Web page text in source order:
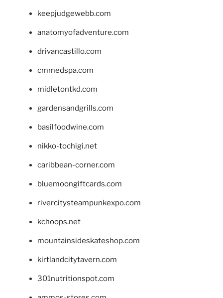
keepjudgewebb.com
anatomyofadventure.com
drivancastillo.com
cmmedspa.com
midletontkd.com
gardensandgrills.com
basilfoodwine.com
nikko-tochigi.net
caribbean-corner.com
bluemoongiftcards.com
rivercitysteampunkexpo.com
kchoops.net
mountainsideskateshop.com
kirtlandcitytavern.com
301nutritionspot.com